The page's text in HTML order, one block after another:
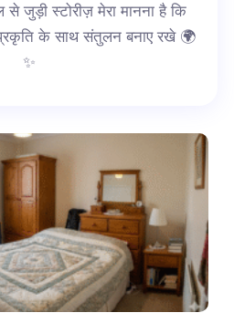
जुड़ी स्टोरीज़ मेरा मानना है कि
के साथ संतुलन बनाए रखे 🌍
✨